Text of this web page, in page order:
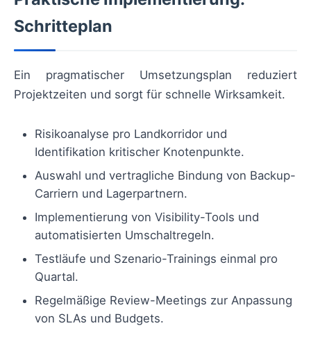
Schritteplan
Ein pragmatischer Umsetzungsplan reduziert
Projektzeiten und sorgt für schnelle Wirksamkeit.
Risikoanalyse pro Landkorridor und
Identifikation kritischer Knotenpunkte.
Auswahl und vertragliche Bindung von Backup-
Carriern und Lagerpartnern.
Implementierung von Visibility-Tools und
automatisierten Umschaltregeln.
Testläufe und Szenario-Trainings einmal pro
Quartal.
Regelmäßige Review-Meetings zur Anpassung
von SLAs und Budgets.